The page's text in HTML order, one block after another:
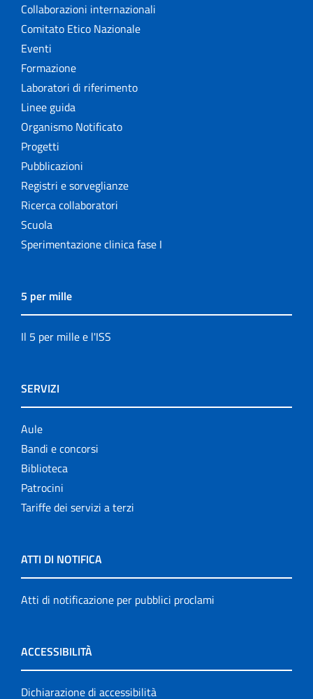
Collaborazioni internazionali
Comitato Etico Nazionale
Eventi
Formazione
Laboratori di riferimento
Linee guida
Organismo Notificato
Progetti
Pubblicazioni
Registri e sorveglianze
Ricerca collaboratori
Scuola
Sperimentazione clinica fase I
5 per mille
Il 5 per mille e l'ISS
SERVIZI
Aule
Bandi e concorsi
Biblioteca
Patrocini
Tariffe dei servizi a terzi
ATTI DI NOTIFICA
Atti di notificazione per pubblici proclami
ACCESSIBILITÀ
Dichiarazione di accessibilità